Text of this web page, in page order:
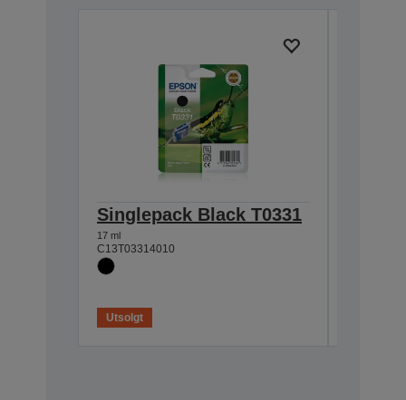
Singlepack Black T0331
17 ml
C13T03314010
Utsolgt